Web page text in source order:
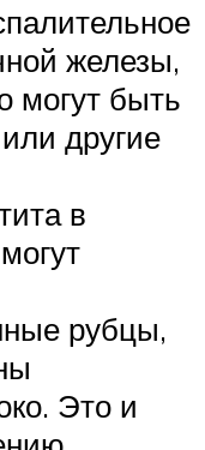
железы,
могут быть
другие
в
рубцы,
Это и